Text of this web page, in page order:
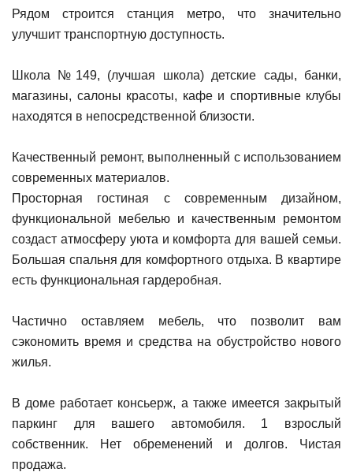
Рядом строится станция метро, что значительно
улучшит транспортную доступность.
Школа №149, (лучшая школа) детские сады, банки,
магазины, салоны красоты, кафе и спортивные клубы
находятся в непосредственной близости.
Качественный ремонт, выполненный с использованием
современных материалов.
Просторная гостиная с современным дизайном,
функциональной мебелью и качественным ремонтом
создаст атмосферу уюта и комфорта для вашей семьи.
Большая спальня для комфортного отдыха. В квартире
есть функциональная гардеробная.
Частично оставляем мебель, что позволит вам
сэкономить время и средства на обустройство нового
жилья.
В доме работает консьерж, а также имеется закрытый
паркинг для вашего автомобиля. 1 взрослый
собственник. Нет обременений и долгов. Чистая
продажа.